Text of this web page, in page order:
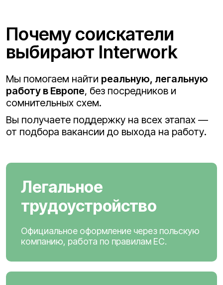
Почему соискатели
выбирают Interwork
Мы помогаем найти реальную, легальную
работу в Европе, без посредников и
сомнительных схем.
Вы получаете поддержку на всех этапах —
от подбора вакансии до выхода на работу.
Легальное
трудоустройство
Официальное оформление через польскую
компанию, работа по правилам ЕС.